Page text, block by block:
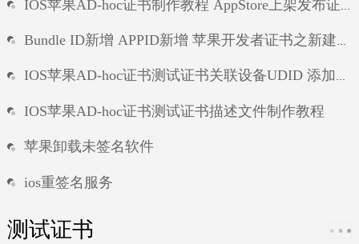
Bundle ID新增 APPID新增 苹果开发者证书之新建APP唯一标识符
IOS苹果AD-hoc证书测试证书关联设备UDID 添加苹果手机id 苹果证书新增测试设备UDID
IOS苹果AD-hoc证书测试证书描述文件制作教程
苹果卸载未签名软件
ios重签名服务
ios没有证书怎么测试app
测试证书